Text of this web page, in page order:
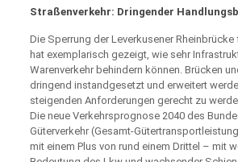
Straßenverkehr: Dringender
Die Sperrung der Leverkusener
hat exemplarisch gezeigt, wie sehr
Warenverkehr behindern können. Brücken
dringend instandgesetzt und erweitert
steigenden Anforderungen gerecht zu
Die neue Verkehrsprognose 2040 des
Güterverkehr (Gesamt-
mit einem Plus von rund einem Drittel – mit